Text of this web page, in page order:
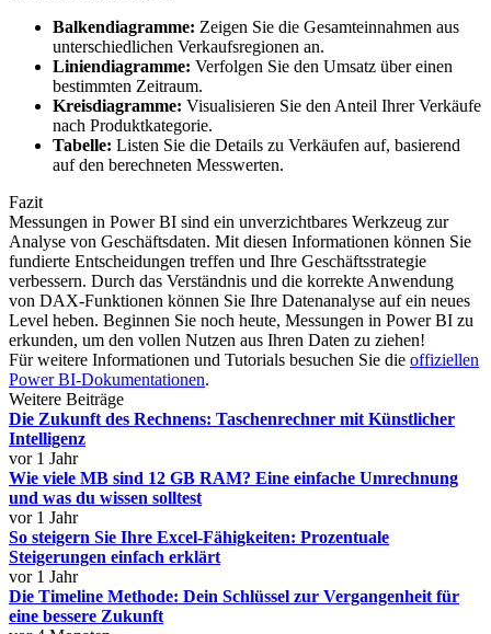
Balkendiagramme: Zeigen Sie die Gesamteinnahmen aus
unterschiedlichen Verkaufsregionen an.
Liniendiagramme: Verfolgen Sie den Umsatz über einen
bestimmten Zeitraum.
Kreisdiagramme: Visualisieren Sie den Anteil Ihrer Verkäufe
nach Produktkategorie.
Tabelle: Listen Sie die Details zu Verkäufen auf, basierend
auf den berechneten Messwerten.
Fazit
Messungen in Power BI sind ein unverzichtbares Werkzeug zur
Analyse von Geschäftsdaten. Mit diesen Informationen können Sie
fundierte Entscheidungen treffen und Ihre Geschäftsstrategie
verbessern. Durch das Verständnis und die korrekte Anwendung
von DAX-Funktionen können Sie Ihre Datenanalyse auf ein neues
Level heben. Beginnen Sie noch heute, Messungen in Power BI zu
erkunden, um den vollen Nutzen aus Ihren Daten zu ziehen!
Für weitere Informationen und Tutorials besuchen Sie die offiziellen
Power BI-Dokumentationen.
Weitere Beiträge
Die Zukunft des Rechnens: Taschenrechner mit Künstlicher
Intelligenz
vor 1 Jahr
Wie viele MB sind 12 GB RAM? Eine einfache Umrechnung
und was du wissen solltest
vor 1 Jahr
So steigern Sie Ihre Excel-Fähigkeiten: Prozentuale
Steigerungen einfach erklärt
vor 1 Jahr
Die Timeline Methode: Dein Schlüssel zur Vergangenheit für
eine bessere Zukunft